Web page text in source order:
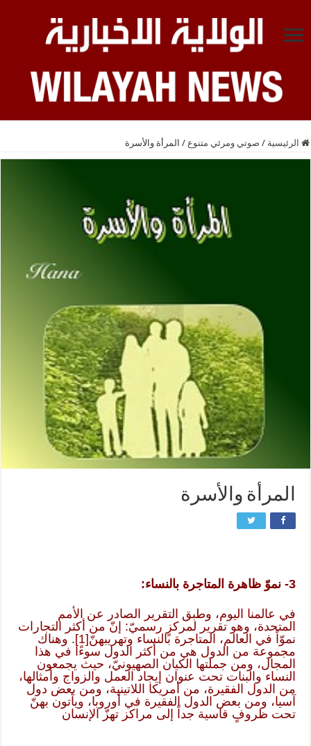
الرئيسية / صوتي ومرئي متنوع / المرأة والأسرة
المرأة والأسرة
3- نموّ ظاهرة المتاجرة بالنساء:
في عالمنا اليوم، وطبق التقرير الصادر عن الأمم
المتحدة، وهو تقرير لمركزٍ رسميّ: إنّ من أكثر التجارات
نموّاً في العالم، المتاجرة بالنساء وتهريبهنّ[1]
. وهناك
مجموعة من الدول هي من أكثر الدول سوءًا في هذا
المجال، ومن جملتها الكيان الصهيونيّ، حيث يجمعون
النساء والبنات تحت عنوان إيجاد العمل والزواج وأمثالها،
من الدول الفقيرة، من أمريكا اللاتينية، ومن بعض دول
آسيا، ومن بعض الدول الفقيرة في أوروبا، ويأتون بهنّ
تحت ظروفٍ قاسية جداً إلى مراكز تهزّ الإنسان